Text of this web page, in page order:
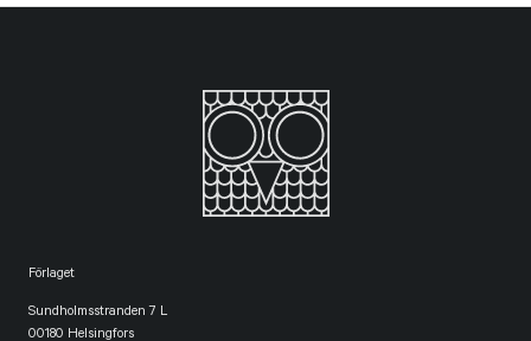
Förlaget
Sundholmsstranden 7 L
00180 Helsingfors